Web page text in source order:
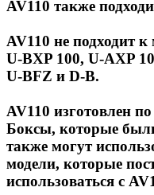
AV110 также
AV110 не подходит
U-BXP 100, U-AXP
U-BFZ и D-B.
AV110 изготовлен
Боксы, которые
также могут
модели, которые
использоваться с